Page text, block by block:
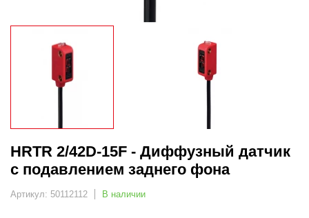
HRTR 2/42D-15F - Диффузный датчик
с подавлением заднего фона
Артикул: 50112112 В наличии